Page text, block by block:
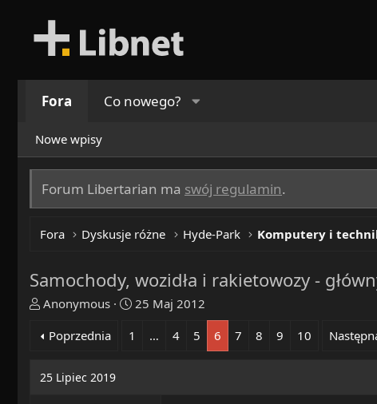
Fora Co nowego?
Nowe wpisy
Forum Libertarian ma swój regulamin.
Fora Dyskusje różne Hyde-Park Komputery i
Samochody, wozidła i rakietowozy -
T
r
a
d
Anonymous
R
25 Maj 2012
Poprzednia
1 … 4 5 6 7 8 9 10
25 Lipiec 2019